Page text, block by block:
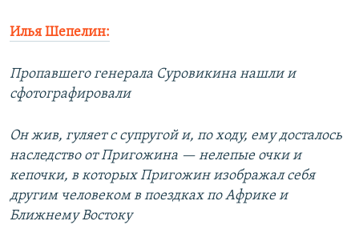
Илья Шепелин:
Пропавшего генерала Суровикина нашли и
сфотографировали
Он жив, гуляет с супругой и, по ходу, ему досталось
наследство от Пригожина — нелепые очки и
кепочки, в которых Пригожин изображал себя
другим человеком в поездках по Африке и
Ближнему Востоку